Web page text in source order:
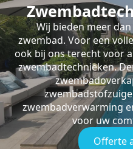
Wij bieden meer
zwembad. Voor een
ook bij ons terecht voor
zwembadtechnieken.
zwembadverwarming
voor uw
Offerte